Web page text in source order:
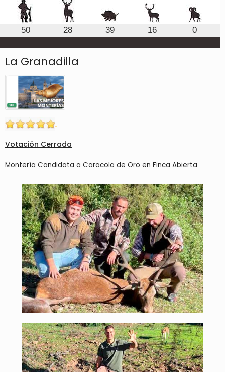
50 28 39 16 0
La Granadilla
Votación Cerrada
Montería Candidata a Caracola de Oro en Finca Abierta